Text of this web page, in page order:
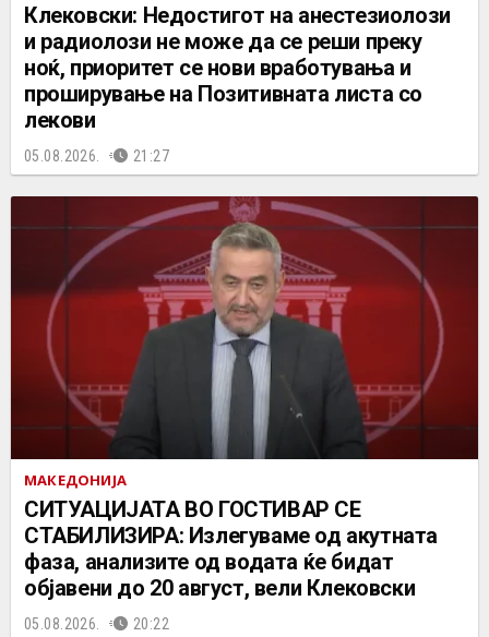
Клековски: Недостигот на анестезиолози
и радиолози не може да се реши преку
ноќ, приоритет се нови вработувања и
проширување на Позитивната листа со
лекови
05.08.2026. 21:27
МАКЕДОНИЈА
СИТУАЦИЈАТА ВО ГОСТИВАР СЕ
СТАБИЛИЗИРА: Излегуваме од акутната
фаза, анализите од водата ќе бидат
објавени до 20 август, вели Клековски
05.08.2026. 20:22